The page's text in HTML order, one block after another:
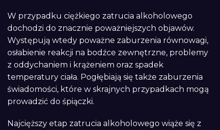
W przypadku ciężkiego zatrucia alkoholowego
dochodzi do znacznie poważniejszych objawów.
Występują wtedy poważne zaburzenia równowagi,
osłabienie reakcji na bodźce zewnętrzne, problemy
z oddychaniem i krążeniem oraz spadek
temperatury ciała. Pogłębiają się także zaburzenia
świadomości, które w skrajnych przypadkach mogą
prowadzić do śpiączki.
Najcięższy etap zatrucia alkoholowego wiąże się z